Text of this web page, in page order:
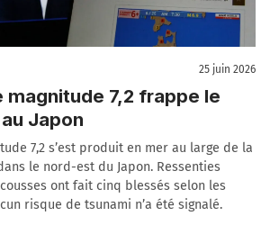
25 juin 2026
magnitude 7,2 frappe le
Japon
7,2 s’est produit en mer au large de la
le nord-est du Japon. Ressenties
ont fait cinq blessés selon les
risque de tsunami n’a été signalé.